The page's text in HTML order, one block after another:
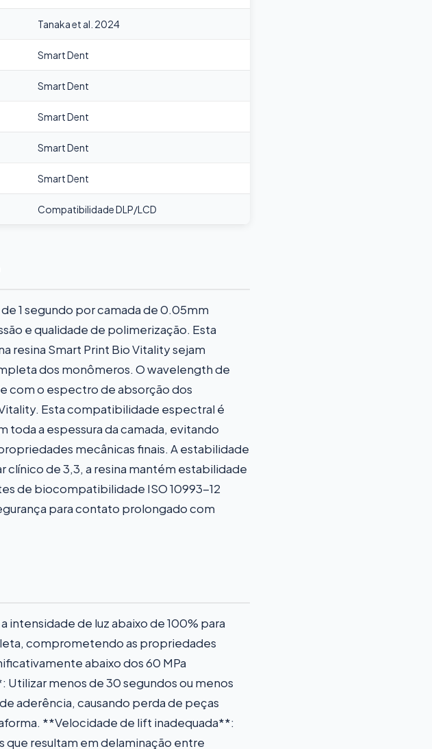
Tanaka et al. 2024
Smart Dent
Smart Dent
Smart Dent
Smart Dent
Smart Dent
Compatibilidade DLP/LCD
1 segundo por camada de 0.05mm
e qualidade de polimerização. Esta
resina Smart Print Bio Vitality sejam
dos monômeros. O wavelength de
com o espectro de absorção dos
Esta compatibilidade espectral é
a espessura da camada, evitando
mecânicas finais. A estabilidade
clínico de 3,3, a resina mantém estabilidade
de biocompatibilidade ISO 10993-12
para contato prolongado com
de luz abaixo de 100% para
comprometendo as propriedades
abaixo dos 60 MPa
menos de 30 segundos ou menos
aderência, causando perda de peças
**Velocidade de lift inadequada**:
resultam em delaminação entre